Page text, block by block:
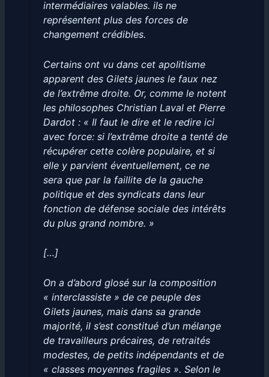
intermédiaires valables. ils ne
représentent plus des forces de
changement crédibles.
Certains ont vu dans cet apolitisme
apparent des Gilets jaunes le faux nez
de l’extrême droite. Or, comme le notent
les philosophes Christian Laval et Pierre
Dardot : « Il faut le dire et le redire ici
avec force: si l’extrême droite a tenté de
récupérer cette colère populaire, et si
elle y parvient éventuellement, ce ne
sera que par la faillite de la gauche
politique et des syndicats dans leur
fonction de défense sociale des intérêts
du plus grand nombre. »
[…]
On a d’abord glosé sur la composition
« interclassiste » de ce peuple des
Gilets jaunes, mais dans sa grande
majorité, il s’est constitué d’un mélange
de travailleurs précaires, de retraités
modestes, de petits indépendants et de
« classes moyennes fragiles ». Selon le